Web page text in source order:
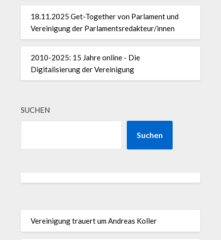
18.11.2025 Get-Together von Parlament und
Vereinigung der Parlamentsredakteur/innen
2010-2025: 15 Jahre online - Die
Digitalisierung der Vereinigung
SUCHEN
Suchen
Vereinigung trauert um Andreas Koller